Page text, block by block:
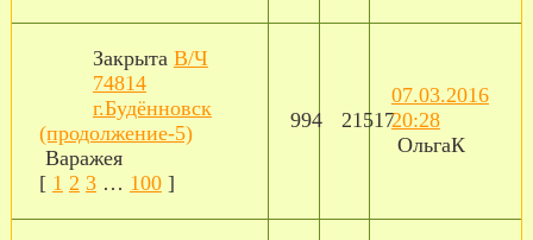
Закрыта В/Ч
74814
г.Будённовск
(продолжение-5)
Варажея
[ 1 2 3 … 100 ]
994 21517
07.03.2016
20:28
ОльгаК